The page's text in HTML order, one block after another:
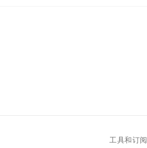
工具和订阅